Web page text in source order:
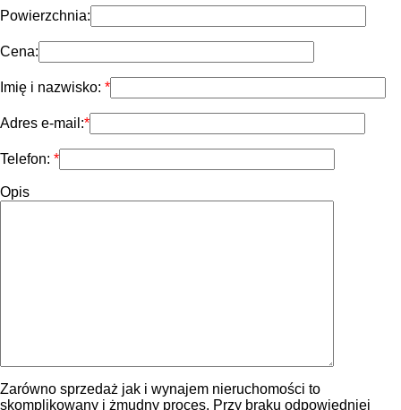
Powierzchnia:
Cena:
Imię i nazwisko:
Adres e-mail:
Telefon:
Opis
Zarówno sprzedaż jak i wynajem nieruchomości to
skomplikowany i żmudny proces. Przy braku odpowiedniej